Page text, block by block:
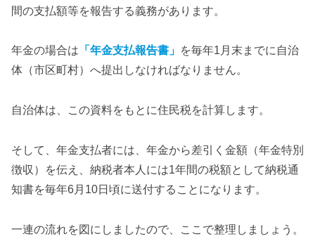
間の支払額等を報告する義務があります。
年金の場合は 「年金支払報告書」 を毎年1月末までに自治
体（市区町村）へ提出しなければなりません。
自治体は、この資料をもとに住民税を計算します。
そして、年金支払者には、年金から差引く金額（年金特別
徴収）を伝え、納税者本人には1年間の税額として納税通
知書を毎年6月10日頃に送付することになります。
一連の流れを図にしましたので、ここで整理しましょう。